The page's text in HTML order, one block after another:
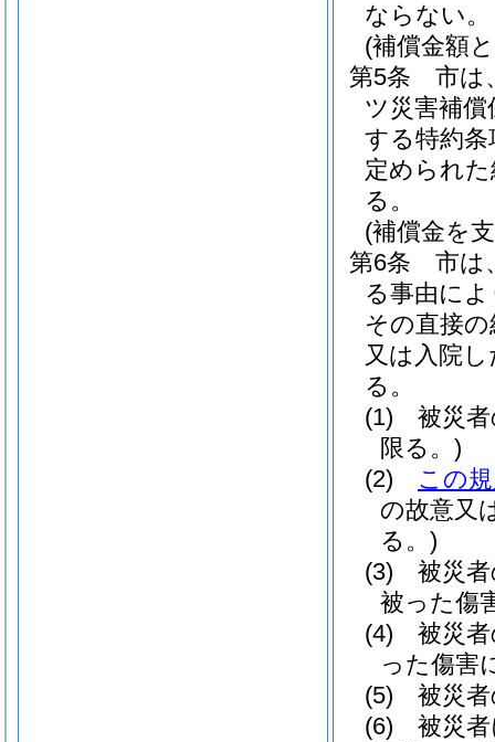
ならない。
(補償金額
第5条
市は
ツ災害補
する特約
定められ
る。
(補償金を
第6条
市は
る事由に
その直接
又は入院
る。
(1)
被災
限る。)
(2)
この
の故意又
る。)
(3)
被災
被った傷
(4)
被災
った傷害
(5)
被災
(6)
被災